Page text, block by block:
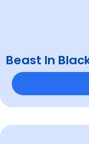
Beast In